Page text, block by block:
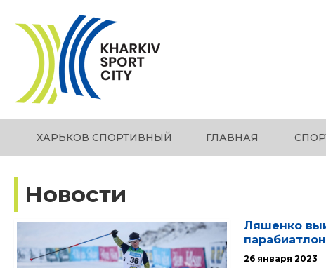
ХАРЬКОВ СПОРТИВНЫЙ ГЛАВНАЯ
Новости
Ляшенко
26 января 2023